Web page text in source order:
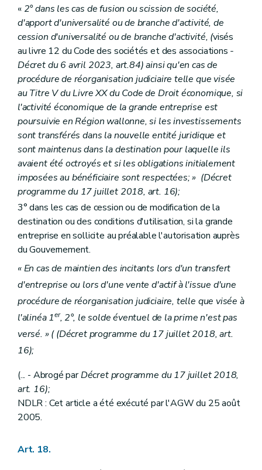
« 2° dans les cas de fusion ou scission de société,
d'apport d'universalité ou de branche d'activité, de
cession d'universalité ou de branche d'activité, (visés
au livre 12 du Code des sociétés et des associations -
Décret du 6 avril 2023, art.84) ainsi qu'en cas de
procédure de réorganisation judiciaire telle que visée
au Titre V du Livre XX du Code de Droit économique, si
l'activité économique de la grande entreprise est
poursuivie en Région wallonne, si les investissements
sont transférés dans la nouvelle entité juridique et
sont maintenus dans la destination pour laquelle ils
avaient été octroyés et si les obligations initialement
imposées au bénéficiaire sont respectées; » (Décret
programme du 17 juillet 2018, art. 16);
3° dans les cas de cession ou de modification de la
destination ou des conditions d'utilisation, si la grande
entreprise en sollicite au préalable l'autorisation auprès
du Gouvernement.
« En cas de maintien des incitants lors d'un transfert
d'entreprise ou lors d'une vente d'actif à l'issue d'une
procédure de réorganisation judiciaire, telle que visée à
l'alinéa 1er, 2°, le solde éventuel de la prime n'est pas
versé. » ( (Décret programme du 17 juillet 2018, art.
16);
(... - Abrogé parDécret programme du 17 juillet 2018,
art. 16);
NDLR : Cet article a été exécuté par l'AGW du 25 août
2005.
Art. 18.